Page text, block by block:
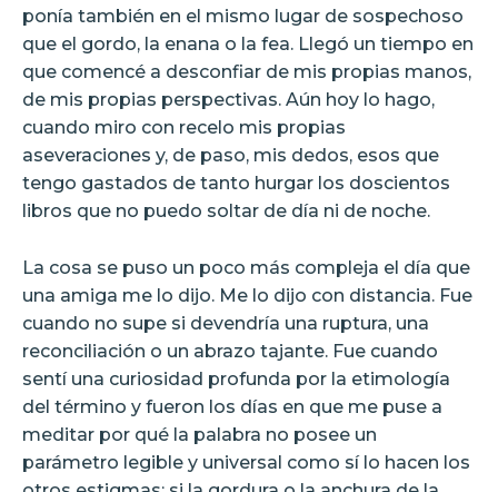
ponía también en el mismo lugar de sospechoso
que el gordo, la enana o la fea. Llegó un tiempo en
que comencé a desconfiar de mis propias manos,
de mis propias perspectivas. Aún hoy lo hago,
cuando miro con recelo mis propias
aseveraciones y, de paso, mis dedos, esos que
tengo gastados de tanto hurgar los doscientos
libros que no puedo soltar de día ni de noche.
La cosa se puso un poco más compleja el día que
una amiga me lo dijo. Me lo dijo con distancia. Fue
cuando no supe si devendría una ruptura, una
reconciliación o un abrazo tajante. Fue cuando
sentí una curiosidad profunda por la etimología
del término y fueron los días en que me puse a
meditar por qué la palabra no posee un
parámetro legible y universal como sí lo hacen los